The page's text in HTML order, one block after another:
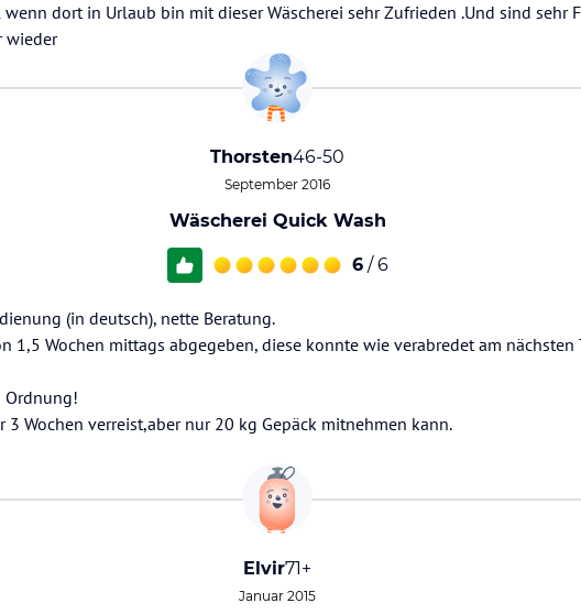
dort in Urlaub bin mit dieser Wäscherei sehr Zufrieden .Und sind sehr
wieder
Thorsten46-50
September 2016
Wäscherei Quick Wash
6 / 6
(in deutsch), nette Beratung.
1,5 Wochen mittags abgegeben, diese konnte wie verabredet am nächsten
Ordnung!
3 Wochen verreist,aber nur 20 kg Gepäck mitnehmen kann.
Elvir71+
Januar 2015